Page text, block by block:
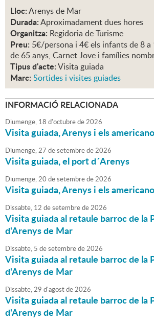
Lloc:Arenys de Mar
Durada:Aproximadament dues hores
Organitza: Regidoria de Turisme
Preu: 5€/persona i 4€ els infants de 8 a
de 65 anys, Carnet Jove i famílies
Tipus d'acte:Visita guiada
Marc: Sortides i visites guiades
INFORMACIÓ RELACIONADA
Diumenge, 18 d'octubrede2026
Visita guiada, Arenys i els
Diumenge,27 desetembrede2026
Visita guiada, el port d´Arenys
Diumenge,20 desetembrede2026
Visita guiada, Arenys i els
Dissabte, 12 desetembrede2026
Visita guiada al retaule barroc de la
d'Arenys de Mar
Dissabte, 5 desetembrede2026
Visita guiada al retaule barroc de la
d'Arenys de Mar
Dissabte,29 d'agostde2026
Visita guiada al retaule barroc de la
d'Arenys de Mar